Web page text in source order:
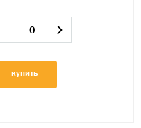
купить